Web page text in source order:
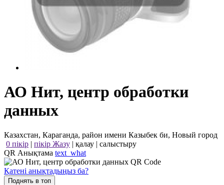
АО Нит, центр обработки
данных
Казахстан, Караганда, район имени Казыбек би, Новый город
0 пікір | пікір Жазу | қалау | салыстыру
QR Анықтама text_what
Қатені анықтадыңыз ба?
Поднять в топ